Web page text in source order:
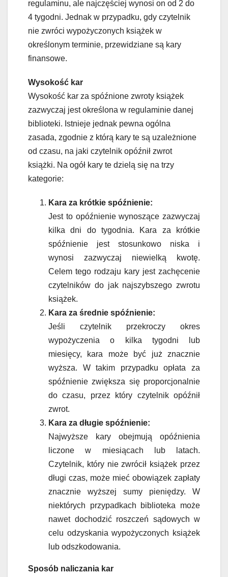
regulaminu, ale najczęściej wynosi on od 2 do
4 tygodni. Jednak w przypadku, gdy czytelnik
nie zwróci wypożyczonych książek w
określonym terminie, przewidziane są kary
finansowe.
Wysokość kar
Wysokość kar za spóźnione zwroty książek
zazwyczaj jest określona w regulaminie danej
biblioteki. Istnieje jednak pewna ogólna
zasada, zgodnie z którą kary te są uzależnione
od czasu, na jaki czytelnik opóźnił zwrot
książki. Na ogół kary te dzielą się na trzy
kategorie:
Kara za krótkie spóźnienie:
Jest to opóźnienie wynoszące zazwyczaj
kilka dni do tygodnia. Kara za krótkie
spóźnienie jest stosunkowo niska i
wynosi zazwyczaj niewielką kwotę.
Celem tego rodzaju kary jest zachęcenie
czytelników do jak najszybszego zwrotu
książek.
Kara za średnie spóźnienie:
Jeśli czytelnik przekroczy okres
wypożyczenia o kilka tygodni lub
miesięcy, kara może być już znacznie
wyższa. W takim przypadku opłata za
spóźnienie zwiększa się proporcjonalnie
do czasu, przez który czytelnik opóźnił
zwrot.
Kara za długie spóźnienie:
Najwyższe kary obejmują opóźnienia
liczone w miesiącach lub latach.
Czytelnik, który nie zwrócił książek przez
długi czas, może mieć obowiązek zapłaty
znacznie wyższej sumy pieniędzy. W
niektórych przypadkach biblioteka może
nawet dochodzić roszczeń sądowych w
celu odzyskania wypożyczonych książek
lub odszkodowania.
Sposób naliczania kar